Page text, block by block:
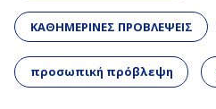
ΚΑΘΗΜΕΡΙΝΕΣ ΠΡΟΒΛΕΨΕΙΣ
προσωπική πρόβλεψη